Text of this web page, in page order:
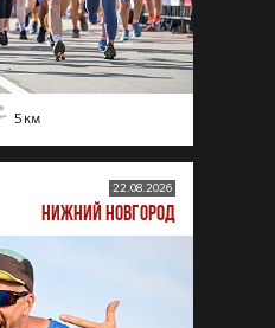
5 км
22.08.2026
НИЖНИЙ НОВГОРОД